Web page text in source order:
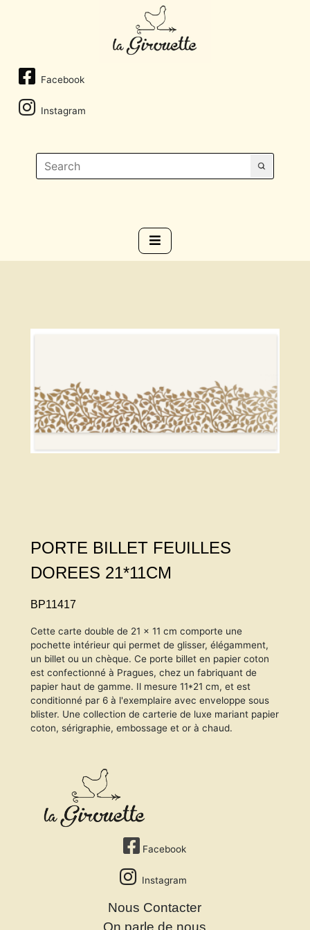
Facebook
Instagram
PORTE BILLET FEUILLES
DOREES 21*11CM
BP11417
Cette carte double de 21 x 11 cm comporte une
pochette intérieur qui permet de glisser, élégamment,
un billet ou un chèque. Ce porte billet en papier coton
est confectionné à Pragues, chez un fabriquant de
papier haut de gamme. Il mesure 11*21 cm, et est
conditionné par 6 à l'exemplaire avec enveloppe sous
blister. Une collection de carterie de luxe mariant papier
coton, sérigraphie, embossage et or à chaud.
Facebook
Instagram
Nous Contacter